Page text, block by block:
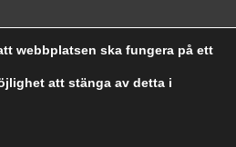
webbplatsen ska fungera på ett
att stänga av detta i